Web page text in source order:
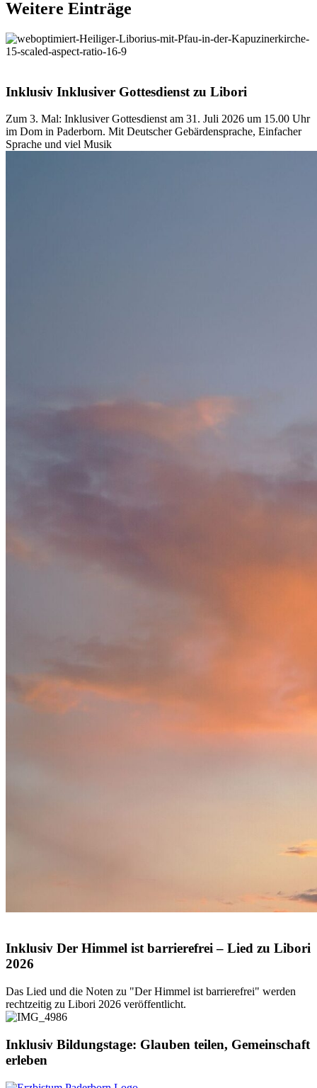
Weitere Einträge
Inklusiv Inklusiver Gottesdienst zu Libori
Zum 3. Mal: Inklusiver Gottesdienst am 31. Juli 2026 um 15.00 Uhr
im Dom in Paderborn. Mit Deutscher Gebärdensprache, Einfacher
Sprache und viel Musik
Inklusiv Der Himmel istbarrierefrei– Lied zu Libori
2026
Das Lied und die Noten zu "Der Himmel ist barrierefrei" werden
rechtzeitig zu Libori 2026 veröffentlicht.
Inklusiv Bildungstage: Glauben teilen, Gemeinschaft
erleben